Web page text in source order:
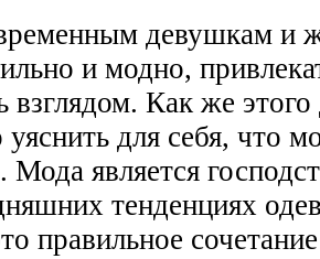
девушкам и
и модно,
взглядом. Как же
для себя, что
является
тенденциях
правильное